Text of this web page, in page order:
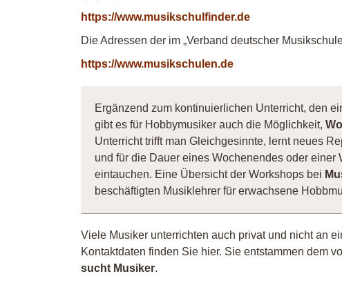
https://www.musikschulfinder.de
Die Adressen der im „Verband deutscher
https://www.musikschulen.de
Ergänzend zum kontinuierlichen Unterricht, den
gibt es für Hobbymusiker auch die Möglichkeit,
Unterricht trifft man Gleichgesinnte, lernt neues
und für die Dauer eines Wochenendes oder
eintauchen. Eine Übersicht der Workshops bei
beschäftigten Musiklehrer für erwachsene
Viele Musiker unterrichten auch privat und nicht an
Kontaktdaten finden Sie hier. Sie entstammen dem
sucht Musiker.